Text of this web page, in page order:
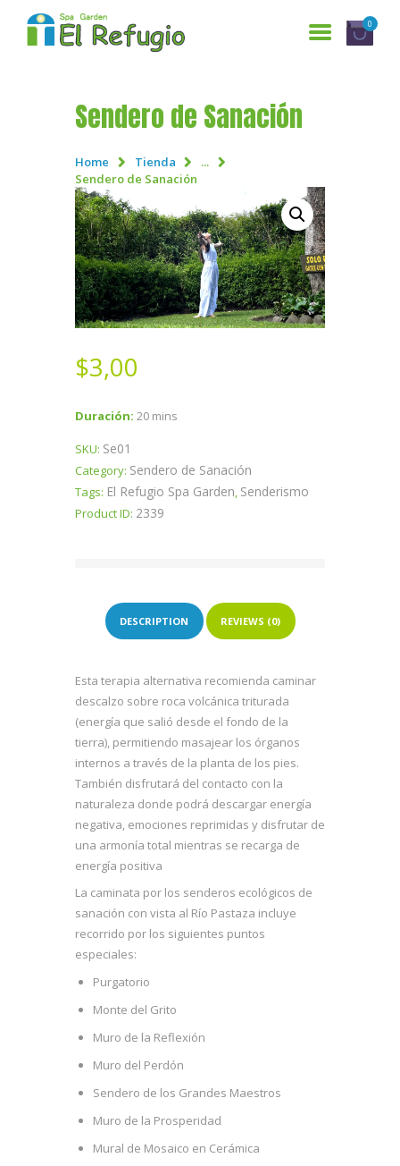
0
Sendero de Sanación
Home Tienda
...
Sendero de Sanación
INICIO
SERVICIOS
¿QUIENES SOMOS?
GALERÍA
RESERVACIONES
CONTÁCTANOS
$3,00
Duración: 20 mins
SKU: Se01
Category: Sendero de Sanación
Tags: El Refugio Spa Garden, Senderismo
Product ID: 2339
DESCRIPTION REVIEWS (0)
Esta terapia alternativa recomienda caminar
descalzo sobre roca volcánica triturada
(energía que salió desde el fondo de la
tierra), permitiendo masajear los órganos
internos a través de la planta de los pies.
También disfrutará del contacto con la
naturaleza donde podrá descargar energía
negativa, emociones reprimidas y disfrutar de
una armonía total mientras se recarga de
energía positiva
La caminata por los senderos ecológicos de
sanación con vista al Río Pastaza incluye
recorrido por los siguientes puntos
especiales:
Purgatorio
Monte del Grito
Muro de la Reflexión
Muro del Perdón
Sendero de los Grandes Maestros
Muro de la Prosperidad
Mural de Mosaico en Cerámica